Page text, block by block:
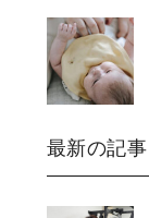
最新の記事